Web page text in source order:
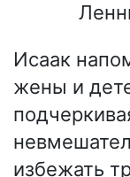
Исаак
жены и
избежать